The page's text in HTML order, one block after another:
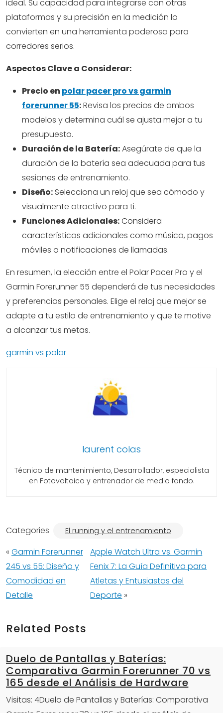
ideal. Su capacidad para integrarse con otras
plataformas y su precisión en la medición lo
convierten en una herramienta poderosa para
corredores serios.
Aspectos Clave a Considerar:
Precio en polar pacer pro vs garmin
forerunner 55:Revisa los precios de ambos
modelos y determina cuál se ajusta mejor a tu
presupuesto.
Duración de la Batería:Asegúrate de que la
duración de la batería sea adecuada para tus
sesiones de entrenamiento.
Diseño: Selecciona un reloj que sea cómodo y
visualmente atractivo para ti.
Funciones Adicionales:Considera
características adicionales como música, pagos
móviles o notificaciones de llamadas.
En resumen, la elección entre el Polar Pacer Pro y el
Garmin Forerunner 55 dependerá de tus necesidades
y preferencias personales. Elige el reloj que mejor se
adapte a tu estilo de entrenamiento y que te motive
a alcanzar tus metas.
garmin vs polar
laurent colas
Técnico de mantenimiento, Desarrollador, especialista
en Fotovoltaico y entrenador de medio fondo.
Categories El running y el entrenamiento
« Garmin Forerunner
245 vs 55: Diseño y
Comodidad en
Detalle
Apple Watch Ultra vs. Garmin
Fenix 7: La Guía Definitiva para
Atletas y Entusiastas del
Deporte »
Related Posts
Duelo de Pantallas y Baterías:
Comparativa Garmin Forerunner 70 vs
165 desde el Análisis de Hardware
Visitas: 4Duelo de Pantallas y Baterías: Comparativa